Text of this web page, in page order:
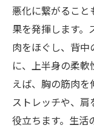
悪化に繋がること
果を発揮します。
肉をほぐし、背
に、上半身の柔
えば、胸の筋肉
ストレッチや、
役立ちます。生活